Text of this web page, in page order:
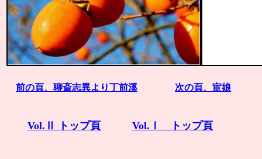
前の頁、聊斎志異より丁前溪 次の頁、宦娘
Vol.Ⅱ トップ頁 Vol.Ⅰ トップ頁